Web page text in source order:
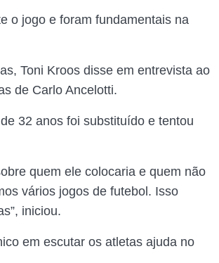
o jogo e foram fundamentais na
Toni Kroos disse em entrevista ao
de Carlo Ancelotti.
32 anos foi substituído e tentou
quem ele colocaria e quem não
vários jogos de futebol. Isso
iniciou.
em escutar os atletas ajuda no